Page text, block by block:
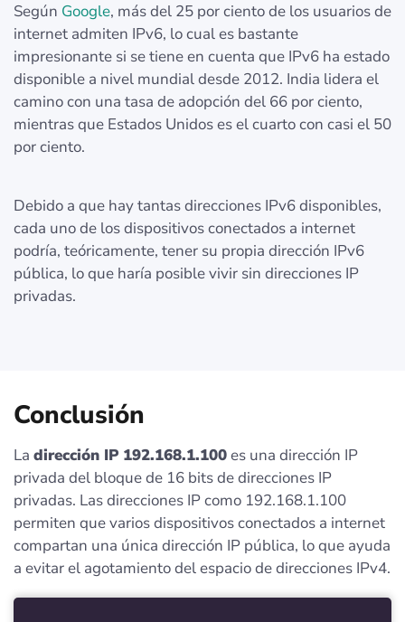
Según Google, más del 25 por ciento de los usuarios de
internet admiten IPv6, lo cual es bastante
impresionante si se tiene en cuenta que IPv6 ha estado
disponible a nivel mundial desde 2012. India lidera el
camino con una tasa de adopción del 66 por ciento,
mientras que Estados Unidos es el cuarto con casi el 50
por ciento.
Debido a que hay tantas direcciones IPv6 disponibles,
cada uno de los dispositivos conectados a internet
podría, teóricamente, tener su propia dirección IPv6
pública, lo que haría posible vivir sin direcciones IP
privadas.
Conclusión
La dirección IP 192.168.1.100es una dirección IP
privada del bloque de 16 bits de direcciones IP
privadas. Las direcciones IP como 192.168.1.100
permiten que varios dispositivos conectados a internet
compartan una única dirección IP pública, lo que ayuda
a evitar el agotamiento del espacio de direcciones IPv4.